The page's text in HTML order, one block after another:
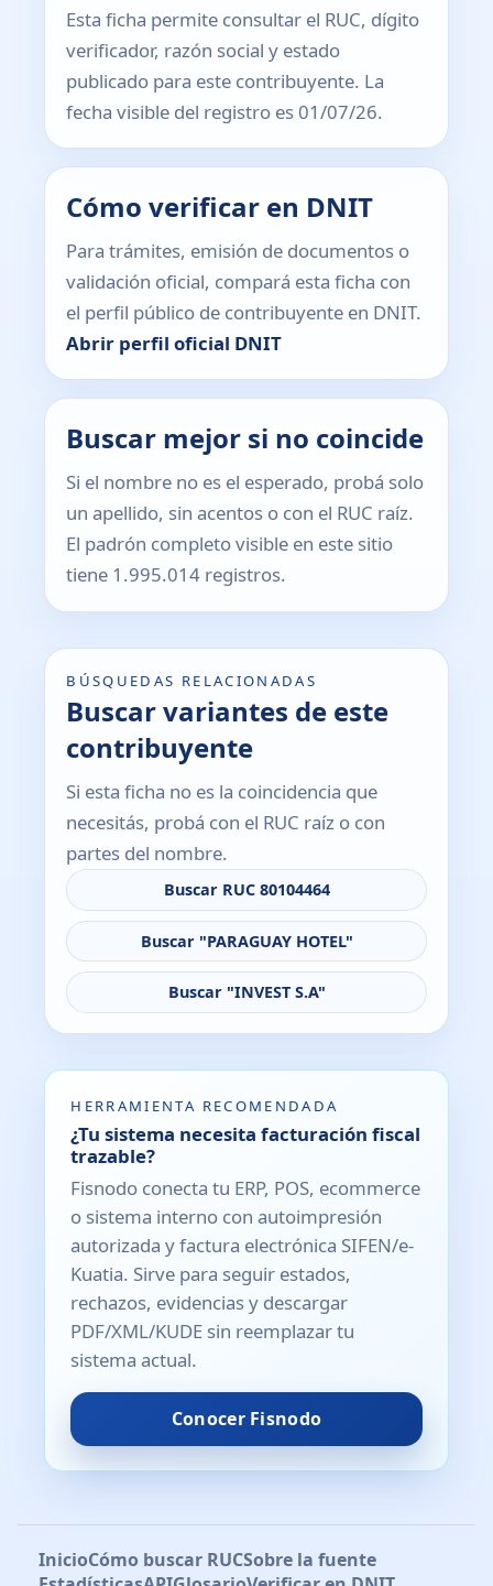
Esta ficha permite consultar el RUC, dígito
verificador, razón social y estado
publicado para este contribuyente. La
fecha visible del registro es 01/07/26.
Cómo verificar en DNIT
Para trámites, emisión de documentos o
validación oficial, compará esta ficha con
el perfil público de contribuyente en DNIT.
Abrir perfil oficial DNIT
Buscar mejor si no coincide
Si el nombre no es el esperado, probá solo
un apellido, sin acentos o con el RUC raíz.
El padrón completo visible en este sitio
tiene 1.995.014 registros.
BÚSQUEDAS RELACIONADAS
Buscar variantes de este
contribuyente
Si esta ficha no es la coincidencia que
necesitás, probá con el RUC raíz o con
partes del nombre.
Buscar RUC 80104464
Buscar "PARAGUAY HOTEL"
Buscar "INVEST S.A"
HERRAMIENTA RECOMENDADA
¿Tu sistema necesita facturación fiscal
trazable?
Fisnodo conecta tu ERP, POS, ecommerce
o sistema interno con autoimpresión
autorizada y factura electrónica SIFEN/e-
Kuatia. Sirve para seguir estados,
rechazos, evidencias y descargar
PDF/XML/KUDE sin reemplazar tu
sistema actual.
Conocer Fisnodo
InicioCómo buscar RUCSobre la fuente